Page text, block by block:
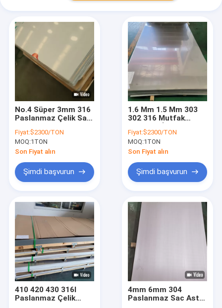
No.4 Süper 3mm 316
Paslanmaz Çelik Sac
Pvc Paketli
Fiyat:$2300/TON
MOQ:1TON
Son Fiyat alın
Şimdi başvurun
1.6 Mm 1.5 Mm 303
302 316 Mutfak
Paslanmaz Çelik Sac
Fiyat:$2300/TON
MOQ:1TON
Son Fiyat alın
Şimdi başvurun
410 420 430 316l
Paslanmaz Çelik
4mm 6mm 304
Paslanmaz Sac Astm